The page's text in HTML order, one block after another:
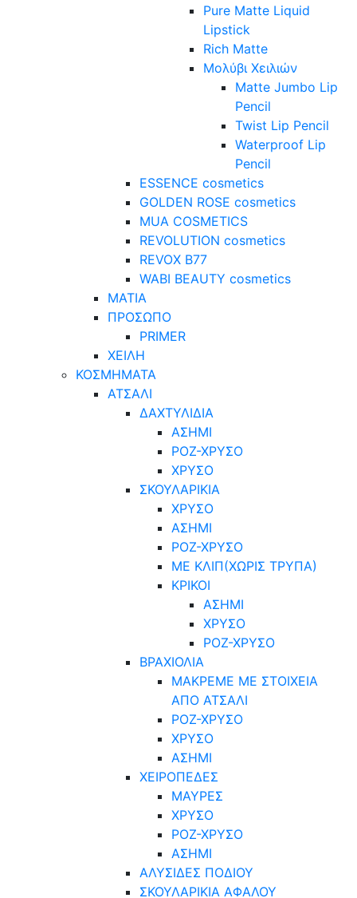
Pure Matte Liquid
Lipstick
Rich Matte
Μολύβι Χειλιών
Matte Jumbo Lip
Pencil
Twist Lip Pencil
Waterproof Lip
Pencil
ESSENCE cosmetics
GOLDEN ROSE cosmetics
MUA COSMETICS
REVOLUTION cosmetics
REVOX B77
WABI BEAUTY cosmetics
ΜΑΤΙΑ
ΠΡΟΣΩΠΟ
PRIMER
ΧΕΙΛΗ
ΚΟΣΜΗΜΑΤΑ
ΑΤΣΑΛΙ
ΔΑΧΤΥΛΙΔΙΑ
ΑΣΗΜΙ
ΡΟΖ-ΧΡΥΣΟ
ΧΡΥΣΟ
ΣΚΟΥΛΑΡΙΚΙΑ
ΧΡΥΣΟ
ΑΣΗΜΙ
ΡΟΖ-ΧΡΥΣΟ
ΜΕ ΚΛΙΠ(ΧΩΡΙΣ ΤΡΥΠΑ)
ΚΡΙΚΟΙ
ΑΣΗΜΙ
ΧΡΥΣΟ
ΡΟΖ-ΧΡΥΣΟ
ΒΡΑΧΙΟΛΙΑ
ΜΑΚΡΕΜΕ ΜΕ ΣΤΟΙΧΕΙΑ
ΑΠΟ ΑΤΣΑΛΙ
ΡΟΖ-ΧΡΥΣΟ
ΧΡΥΣΟ
ΑΣΗΜΙ
ΧΕΙΡΟΠΕΔΕΣ
ΜΑΥΡΕΣ
ΧΡΥΣΟ
ΡΟΖ-ΧΡΥΣΟ
ΑΣΗΜΙ
ΑΛΥΣΙΔΕΣ ΠΟΔΙΟΥ
ΣΚΟΥΛΑΡΙΚΙΑ ΑΦΑΛΟΥ